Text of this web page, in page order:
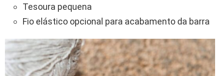
Tesoura pequena
Fio elástico opcional para acabamento da barra